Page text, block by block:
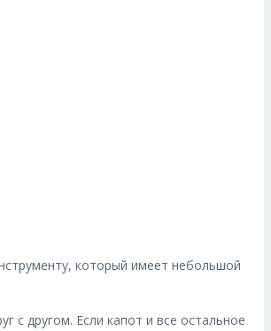
который имеет небольшой
с другом. Если капот и все остальное